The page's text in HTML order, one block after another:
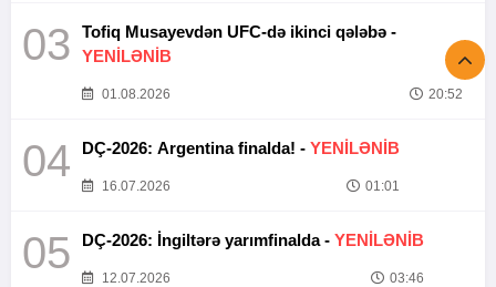
03
Tofiq Musayevdən UFC-də ikinci qələbə -
YENİLƏNİB
01.08.2026 20:52
04 DÇ-2026: Argentina finalda! - YENİLƏNİB
16.07.2026 01:01
05 DÇ-2026: İngiltərə yarımfinalda - YENİLƏNİB
12.07.2026 03:46